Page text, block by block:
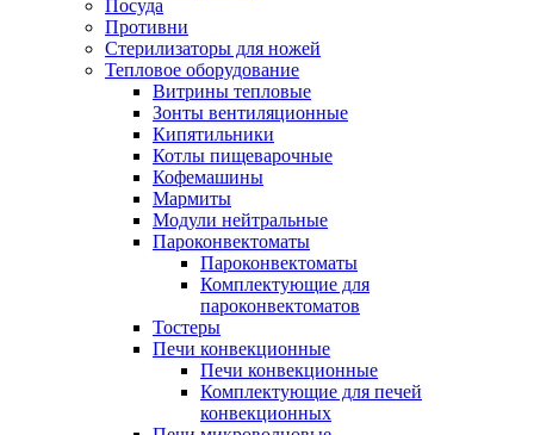
Посуда
Противни
Стерилизаторы для ножей
Тепловое оборудование
Витрины тепловые
Зонты вентиляционные
Кипятильники
Котлы пищеварочные
Кофемашины
Мармиты
Модули нейтральные
Пароконвектоматы
Пароконвектоматы
Комплектующие для
пароконвектоматов
Тостеры
Печи конвекционные
Печи конвекционные
Комплектующие для печей
конвекционных